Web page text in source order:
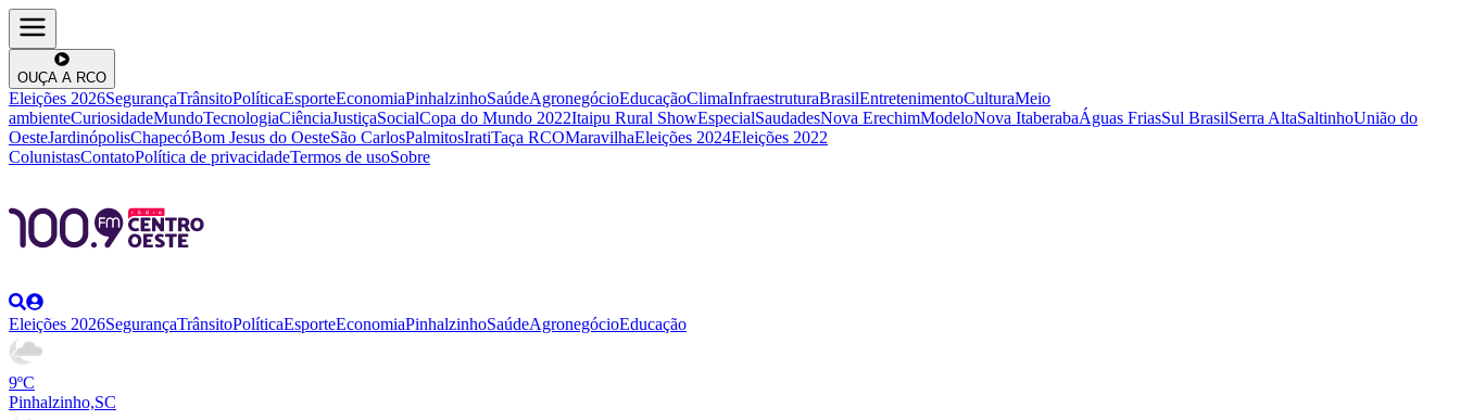
OUÇA A RCO
Eleições 2026SegurançaTrânsitoPolíticaEsporteEconomiaPinhalzinhoSaúdeAgronegócioEducaçãoClimaInfraestruturaBrasilEntretenimentoCulturaMeio
ambienteCuriosidadeMundoTecnologiaCiênciaJustiçaSocialCopa do Mundo 2022Itaipu Rural ShowEspecialSaudadesNova ErechimModeloNova ItaberabaÁguas FriasSul BrasilSerra AltaSaltinhoUnião do
OesteJardinópolisChapecóBom Jesus do OesteSão CarlosPalmitosIratiTaça RCOMaravilhaEleições 2024Eleições 2022
ColunistasContatoPolítica de privacidadeTermos de usoSobre
Eleições 2026SegurançaTrânsitoPolíticaEsporteEconomiaPinhalzinhoSaúdeAgronegócioEducação
9ºC
Pinhalzinho,SC